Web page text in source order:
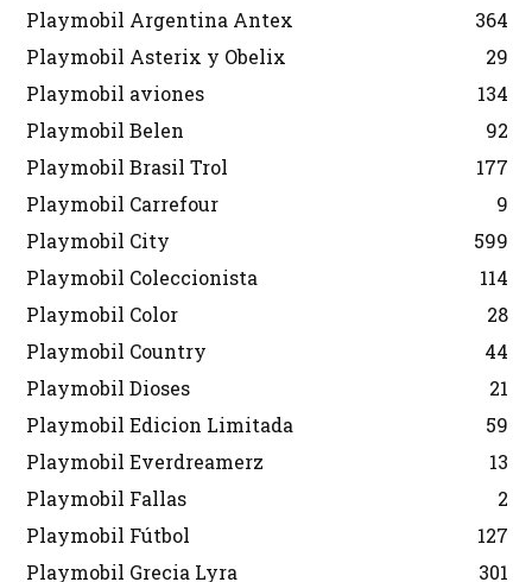
Playmobil Argentina Antex
364
Playmobil Asterix y Obelix
29
Playmobil aviones
134
Playmobil Belen
92
Playmobil Brasil Trol
177
Playmobil Carrefour
9
Playmobil City
599
Playmobil Coleccionista
114
Playmobil Color
28
Playmobil Country
44
Playmobil Dioses
21
Playmobil Edicion Limitada
59
Playmobil Everdreamerz
13
Playmobil Fallas
2
Playmobil Fútbol
127
Playmobil Grecia Lyra
301